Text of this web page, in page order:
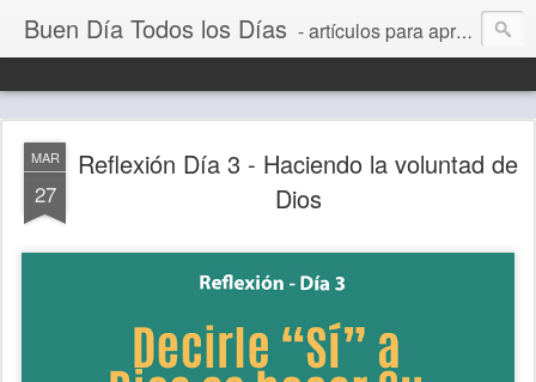
Buen Día Todos los Días - artículos para aprender a vivir mejor, un día a la vez. Por Juan C Quintero
MAR
27
Reflexión Día 3 - Haciendo la voluntad de
Dios